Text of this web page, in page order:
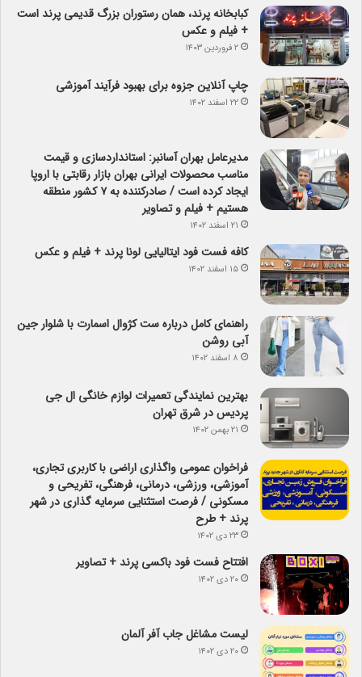
کبابخانه پرند، همان رستوران بزرگ قدیمی پرند است
+ فیلم و عکس
۲ فروردین ۱۴۰۳
چاپ آنلاین جزوه برای بهبود فرآیند آموزشی
۲۲ اسفند ۱۴۰۲
مدیرعامل بهران آسانبر: استانداردسازی و قیمت
مناسب محصولات ایرانی بهران بازار رقابتی با اروپا
ایجاد کرده است / صادرکننده به ۷ کشور منطقه
هستیم + فیلم و تصاویر
۲۱ اسفند ۱۴۰۲
کافه فست فود ایتالیایی لونا پرند + فیلم و عکس
۱۵ اسفند ۱۴۰۲
راهنمای کامل درباره ست کژوال اسمارت با شلوار جین
آبی روشن
۸ اسفند ۱۴۰۲
بهترین نمایندگی تعمیرات لوازم خانگی ال جی
پردیس در شرق تهران
۲۱ بهمن ۱۴۰۲
فراخوان عمومی واگذاری اراضی با کاربری تجاری،
آموزشی، ورزشی، درمانی، فرهنگی، تفریحی و
مسکونی / فرصت استثنایی سرمایه گذاری در شهر
پرند + طرح
۲۳ دی ۱۴۰۲
افتتاح فست فود باکسی پرند + تصاویر
۲۰ دی ۱۴۰۲
لیست مشاغل جاب آفر آلمان
۲۰ دی ۱۴۰۲